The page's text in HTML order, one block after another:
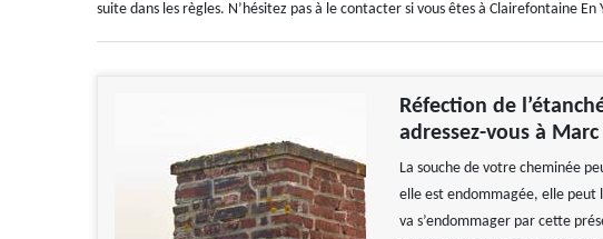
suite dans les règles. N’hésitez pas à le contacter si vous êtes à Clairefontaine En
Réfection de
adressez-vous à
La souche de votre cheminée
elle est endommagée, elle peut
va s’endommager par cette